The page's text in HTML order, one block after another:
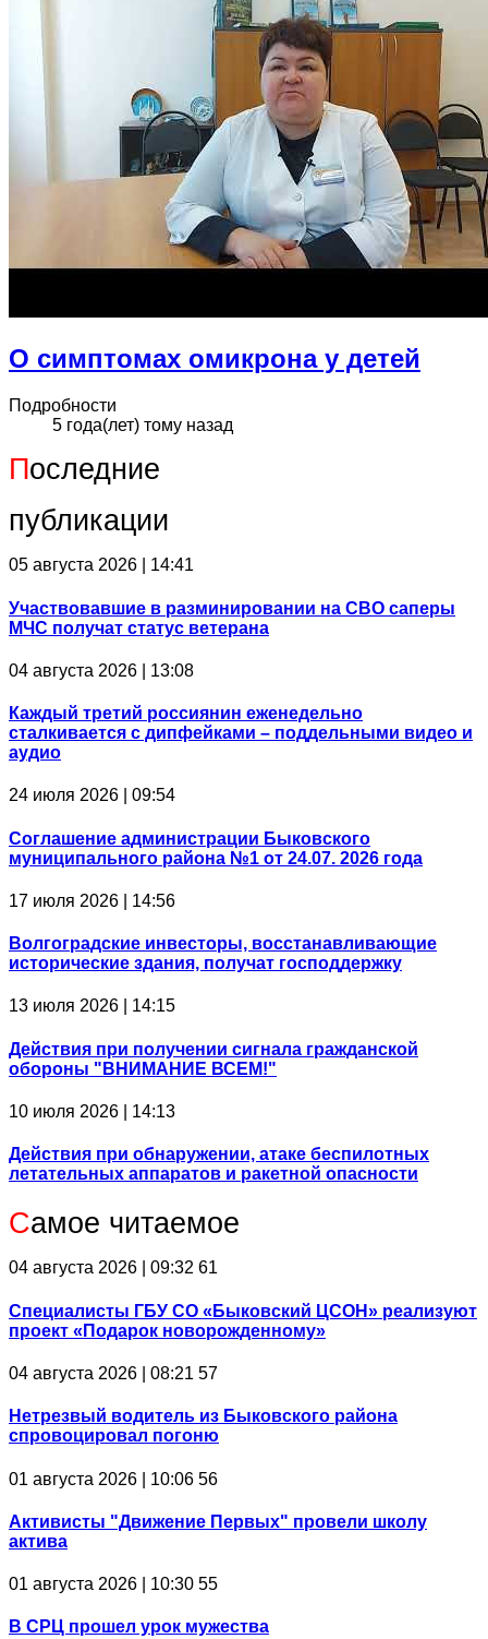
О симптомах омикрона у детей
Подробности
5 года(лет) тому назад
Последние
публикации
05 августа 2026 | 14:41
Участвовавшие в разминировании на СВО саперы
МЧС получат статус ветерана
04 августа 2026 | 13:08
Каждый третий россиянин еженедельно
сталкивается с дипфейками – поддельными видео и
аудио
24 июля 2026 | 09:54
Соглашение администрации Быковского
муниципального района №1 от 24.07. 2026 года
17 июля 2026 | 14:56
Волгоградские инвесторы, восстанавливающие
исторические здания, получат господдержку
13 июля 2026 | 14:15
Действия при получении сигнала гражданской
обороны "ВНИМАНИЕ ВСЕМ!"
10 июля 2026 | 14:13
Действия при обнаружении, атаке беспилотных
летательных аппаратов и ракетной опасности
Самое читаемое
04 августа 2026 | 09:32 61
Специалисты ГБУ СО «Быковский ЦСОН» реализуют
проект «Подарок новорожденному»
04 августа 2026 | 08:21 57
Нетрезвый водитель из Быковского района
спровоцировал погоню
01 августа 2026 | 10:06 56
Активисты "Движение Первых" провели школу
актива
01 августа 2026 | 10:30 55
В СРЦ прошел урок мужества